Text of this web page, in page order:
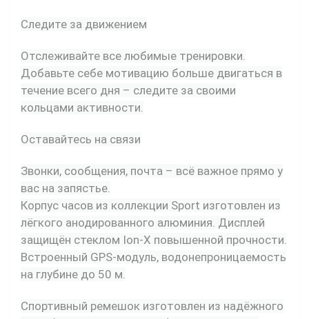
Следите за движением
Отслеживайте все любимые тренировки.
Добавьте себе мотивацию больше двигаться в
течение всего дня – следите за своими
кольцами активности.
Оставайтесь на связи
Звонки, сообщения, почта – всё важное прямо у
вас на запястье.
Корпус часов из коллекции Sport изготовлен из
лёгкого анодированного алюминия. Дисплей
защищён стеклом Ion-X повышенной прочности.
Встроенный GPS‑модуль, водонепроницаемость
на глубине до 50 м.
Спортивный ремешок изготовлен из надёжного